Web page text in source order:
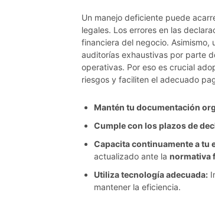
Un manejo deficiente puede
legales. Los errores en las
financiera del negocio. Asimismo,
auditorías exhaustivas por parte
operativas. Por eso es crucial
riesgos y faciliten el adecuado
Mantén tu documentación
Cumple con los plazos de
Capacita continuamente a tu
actualizado ante la normativa
Utiliza tecnología adecuada:
mantener la eficiencia.